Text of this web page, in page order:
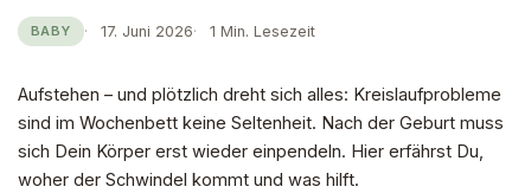
BABY 17. Juni 2026 1 Min. Lesezeit
Aufstehen – und plötzlich dreht sich alles: Kreislaufprobleme
sind im Wochenbett keine Seltenheit. Nach der Geburt muss
sich Dein Körper erst wieder einpendeln. Hier erfährst Du,
woher der Schwindel kommt und was hilft.